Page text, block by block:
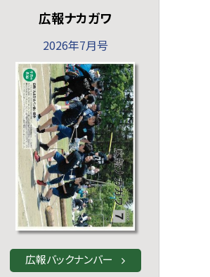
広報ナカガワ
2026年7月号
広報バックナンバー